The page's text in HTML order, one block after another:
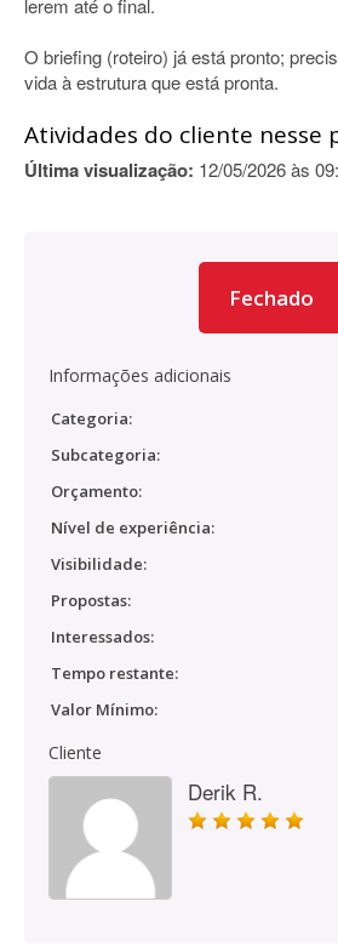
lerem até o final.
O briefing (roteiro) já está pronto;
vida à estrutura que está pronta.
Atividades do cliente nesse
Última visualização: 12/05/2026 às
Fechado
Informações adicionais
Categoria:
Subcategoria:
Orçamento:
Nível de experiência:
Visibilidade:
Propostas:
Interessados:
Tempo restante:
Valor Mínimo:
Cliente
Derik R.